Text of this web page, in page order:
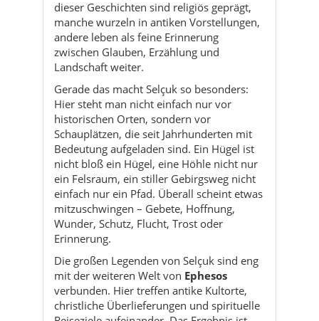
Gerade das macht Selçuk so besonders:
Hier steht man nicht einfach nur vor
historischen Orten, sondern vor
Schauplätzen, die seit Jahrhunderten mit
Bedeutung aufgeladen sind. Ein Hügel ist
nicht bloß ein Hügel, eine Höhle nicht nur
ein Felsraum, ein stiller Gebirgsweg nicht
einfach nur ein Pfad. Überall scheint etwas
mitzuschwingen – Gebete, Hoffnung,
Wunder, Schutz, Flucht, Trost oder
Erinnerung.
Die großen Legenden von Selçuk sind eng
mit der weiteren Welt vonEphesos
verbunden. Hier treffen antike Kultorte,
christliche Überlieferungen und spirituelle
Reiseziele aufeinander. Das Ergebnis ist
eine Gegend, in der selbst nüchterne
Besucher oft spüren, dass manche Orte
mehr erzählen, als man auf den ersten
Blick sieht.